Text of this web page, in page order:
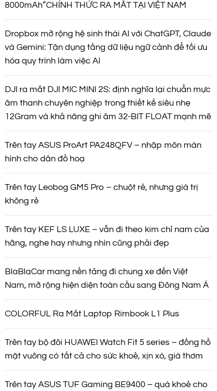
8000mAh”CHÍNH THỨC RA MẮT TẠI VIỆT NAM
Dropbox mở rộng hệ sinh thái AI với ChatGPT, Claude
và Gemini: Tận dụng tầng dữ liệu ngữ cảnh để tối ưu
hóa quy trình làm việc AI
DJI ra mắt DJI MIC MINI 2S: định nghĩa lại chuẩn mực
âm thanh chuyên nghiệp trong thiết kế siêu nhẹ
12Gram và khả năng ghi âm 32-BIT FLOAT mạnh mẽ
Trên tay ASUS ProArt PA248QFV – nhập môn màn
hình cho dân đồ hoạ
Trên tay Leobog GM5 Pro – chuột rẻ, nhưng giá trị
không rẻ
Trên tay KEF LS LUXE – vẫn đi theo kim chỉ nam của
hãng, nghe hay nhưng nhìn cũng phải đẹp
BlaBlaCar mang nền tảng đi chung xe đến Việt
Nam, mở rộng hiện diện toàn cầu sang Đông Nam Á
COLORFUL Ra Mắt Laptop Rimbook L1 Plus
Trên tay bộ đôi HUAWEI Watch Fit 5 series – đồng hồ
mặt vuông có tất cả cho sức khoẻ, xịn xò, giá thơm
Trên tay ASUS TUF Gaming BE9400 – quá khoẻ cho